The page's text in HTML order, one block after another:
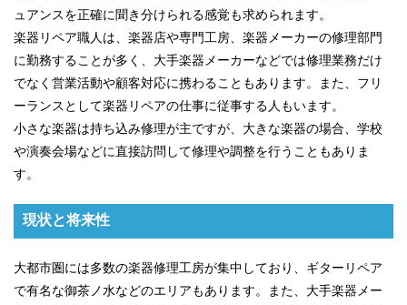
ュアンスを正確に聞き分けられる感覚も求められます。
楽器リペア職人は、楽器店や専門工房、楽器メーカーの修理部門
に勤務することが多く、大手楽器メーカーなどでは修理業務だけ
でなく営業活動や顧客対応に携わることもあります。また、フリ
ーランスとして楽器リペアの仕事に従事する人もいます。
小さな楽器は持ち込み修理が主ですが、大きな楽器の場合、学校
や演奏会場などに直接訪問して修理や調整を行うこともありま
す。
現状と将来性
大都市圏には多数の楽器修理工房が集中しており、ギターリペア
で有名な御茶ノ水などのエリアもあります。また、大手楽器メー